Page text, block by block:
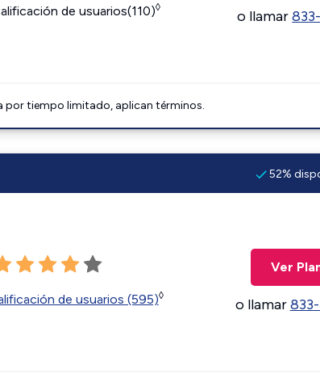
de usuarios(110)◊ o llamar
por tiempo limitado, aplican términos.
52%
de usuarios (595)◊
Ver
o llamar